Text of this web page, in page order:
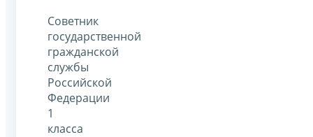
Советник
государственной
гражданской
службы
Российской
Федерации
1
класса